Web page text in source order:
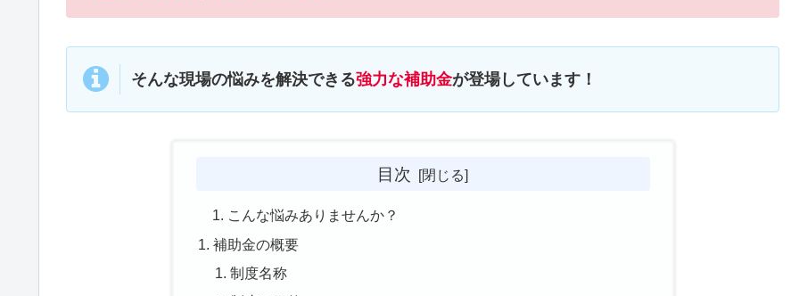
そんな現場の悩みを解決できる強力な補助金が登場しています！
目次
こんな悩みありませんか？
補助金の概要
制度名称